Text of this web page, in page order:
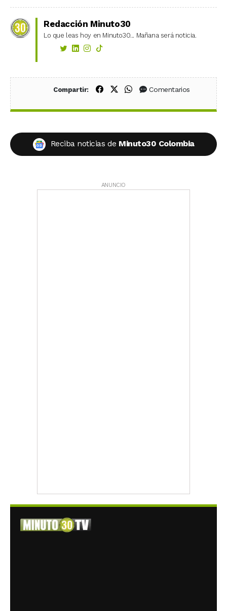
Redacción Minuto30
Lo que leas hoy en Minuto30... Mañana será noticia.
Compartir: Compartir en Facebook
Compartir en X (Twitter)
Compartir en WhatsApp
Comentarios
Reciba noticias de Minuto30 Colombia
ANUNCIO